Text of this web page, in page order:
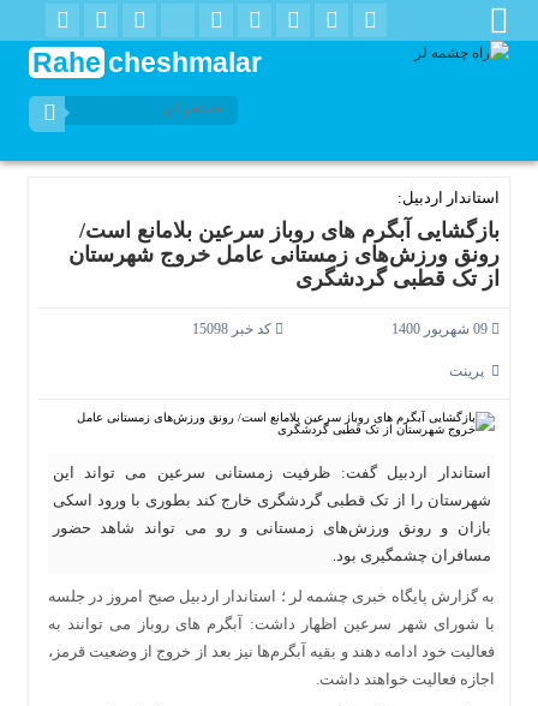
Rahe cheshmalar
استاندار اردبیل:
بازگشایی آبگرم های روباز سرعین بلامانع است/
رونق ورزش‌های زمستانی عامل خروج شهرستان
از تک قطبی گردشگری
کد خبر 15098
پرینت
استاندار اردبیل گفت: ظرفیت زمستانی سرعین می تواند این
شهرستان را از تک قطبی گردشگری خارج کند بطوری با ورود اسکی
بازان و رونق ورزش‌های زمستانی و رو می تواند شاهد حضور
مسافران چشمگیری بود.
به گزارش پایگاه خبری چشمه لر ؛ استاندار اردبیل صبح امروز در جلسه
با شورای شهر سرعین اظهار داشت: آبگرم های روباز می توانند به
فعالیت خود ادامه دهند و بقیه آبگرم‌ها نیز بعد از خروج از وضعیت قرمز،
اجازه فعالیت خواهند داشت.